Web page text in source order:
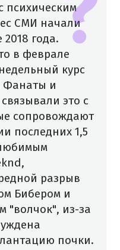
психическим
СМИ начали
года.
в феврале
курс
Фанаты и
это с
сопровождают
последних 1,5
разрыв
Бибером и
"волчок", из-за
почки.